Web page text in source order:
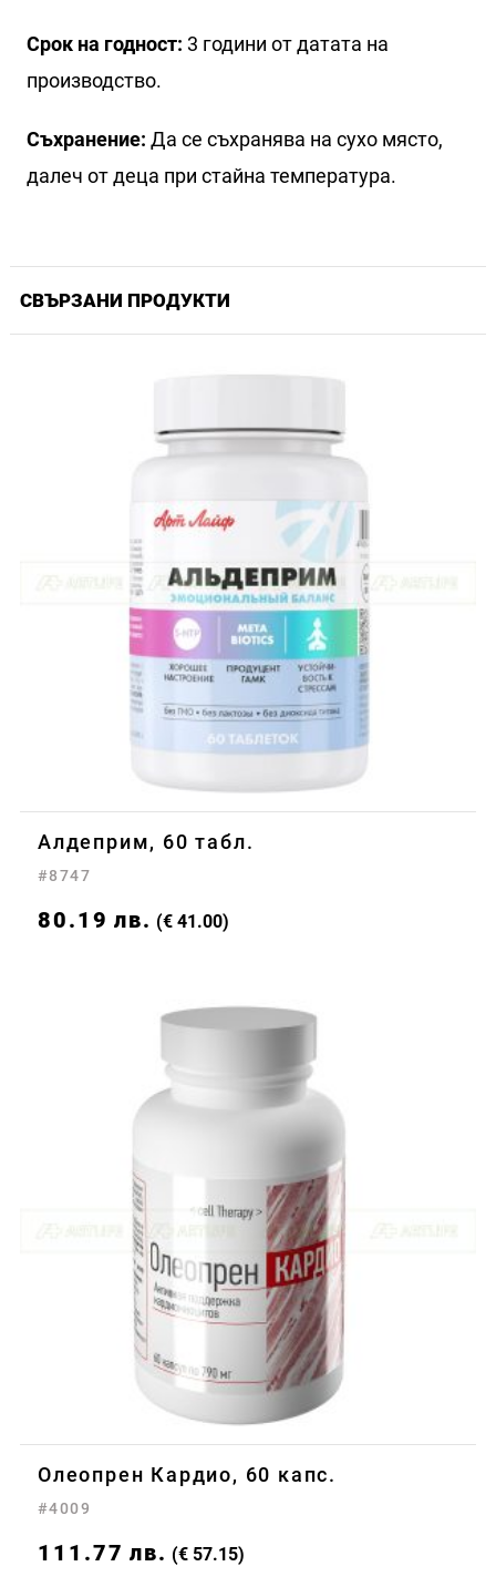
Срок на годност: 3 години от датата на
производство.
Съхранение: Да се съхранява на сухо място,
далеч от деца при стайна температура.
СВЪРЗАНИ ПРОДУКТИ
Алдеприм, 60 табл.
#8747
80.19 лв. (€ 41.00)
Олеопрен Кардио, 60 капс.
#4009
111.77 лв. (€ 57.15)